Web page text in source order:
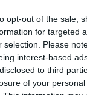
opt-out of the sale,
for targeted
selection. Please
interest-based
to third
of your
per vincere
arriveranno”.
, alle
, reduce